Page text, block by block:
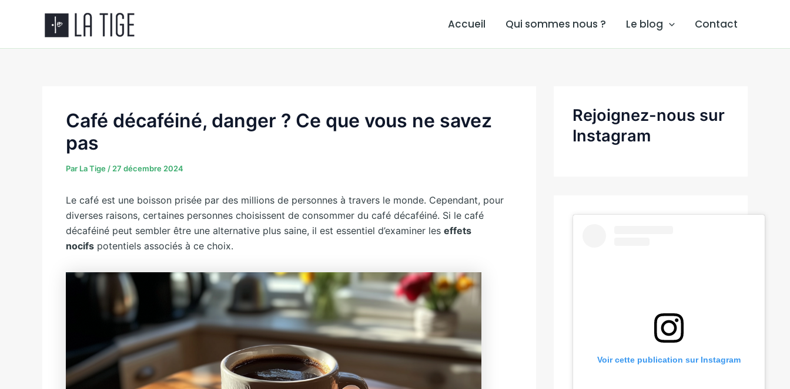
Accueil Qui sommes nous ? Le blog Contact
Café décaféiné, danger ? Ce que vous ne savez
pas
Par La Tige / 27 décembre 2024
Le café est une boisson prisée par des millions de personnes à travers le monde. Cependant, pour
diverses raisons, certaines personnes choisissent de consommer du café décaféiné. Si le café
décaféiné peut sembler être une alternative plus saine, il est essentiel d’examiner les effets
nocifs potentiels associés à ce choix.
Rejoignez-nous sur
Instagram
Voir cette publication sur Instagram